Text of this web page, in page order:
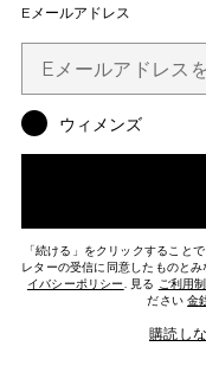
Eメールアドレス
ウィメンズ
「続ける」をクリックすること
レターの受信に同意したものと
イバシーポリシー. 見る ご利用
ださい金
購読し